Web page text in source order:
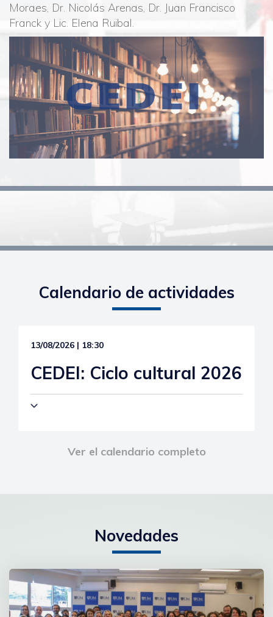
Moraes, Dr. Nicolás Arenas, Dr. Juan Francisco
Franck y Lic. Elena Ruibal.
Calendario de actividades
13/08/2026 | 18:30
CEDEI: Ciclo cultural 2026
Ver el calendario completo
Novedades